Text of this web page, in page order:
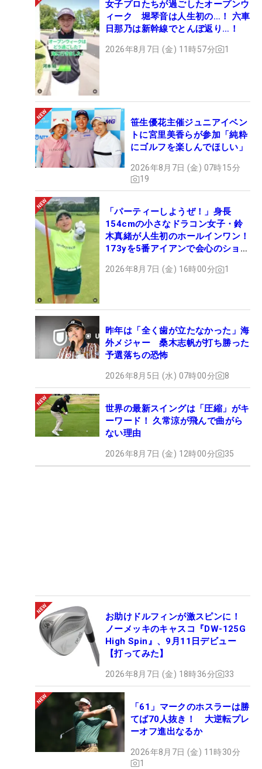
女子プロたちが過ごしたオープンウ
ィーク 堀琴音は人生初の…！ 六車
日那乃は新幹線でとんぼ返り…！
2026年8月7日 (金) 11時57分 1
笹生優花主催ジュニアイベン
トに宮里美香らが参加「純粋
にゴルフを楽しんでほしい」
2026年8月7日 (金) 07時15分
19
「パーティーしようぜ！」身長
154cmの小さなドラコン女子・鈴
木真緒が人生初のホールインワン！
173yを5番アイアンで会心のショッ
2026年8月7日 (金) 16時00分 1
昨年は「全く歯が立たなかった」海
外メジャー 桑木志帆が打ち勝った
予選落ちの恐怖
2026年8月5日 (水) 07時00分 8
世界の最新スイングは「圧縮」がキ
ーワード！ 久常涼が飛んで曲がら
ない理由
2026年8月7日 (金) 12時00分 35
お助けドルフィンが激スピンに！
ノーメッキのキャスコ『DW-125G
High Spin』、9月11日デビュー
【打ってみた】
2026年8月7日 (金) 18時36分 33
「61」マークのホスラーは勝
てば70人抜き！ 大逆転プレ
ーオフ進出なるか
2026年8月7日 (金) 11時30分
1